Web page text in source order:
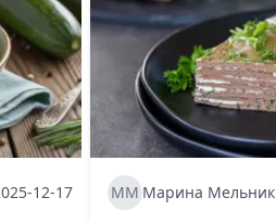
12-17 МММарина Мельник